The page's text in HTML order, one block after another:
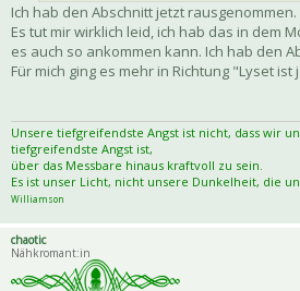
Ich hab den Abschnitt jetzt rausgenommen.
Es tut mir wirklich leid, ich hab das in dem
es auch so ankommen kann. Ich hab den
Für mich ging es mehr in Richtung "Lyset
Unsere tiefgreifendste Angst ist nicht, dass wir
tiefgreifendste Angst ist,
über das Messbare hinaus kraftvoll zu sein.
Es ist unser Licht, nicht unsere Dunkelheit, die
Williamson
chaotic
Nähkromant:in